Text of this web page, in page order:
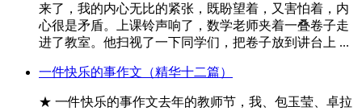
来了，我的内心无比的紧张，既盼望着，又害怕着，内
心很是矛盾。上课铃声响了，数学老师夹着一叠卷子走
进了教室。他扫视了一下同学们，把卷子放到讲台上 ...
一件快乐的事作文（精华十二篇）
★ 一件快乐的事作文去年的教师节，我、包玉莹、卓拉